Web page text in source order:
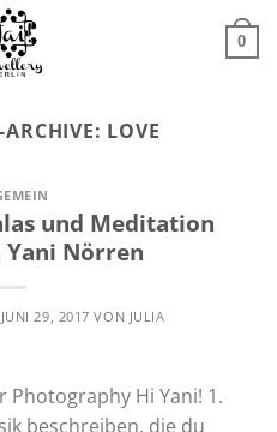
0
LOVE
und Meditation
Nörren
JUNI 29, 2017 VON JULIA
Photography Hi Yani! 1.
beschreiben, die du